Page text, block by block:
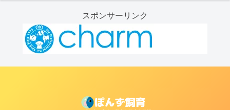
スポンサーリンク